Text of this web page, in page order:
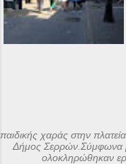
παιδικής χαράς στην
Δήμος Σερρών.Σύμφωνα
ολοκληρώθηκαν